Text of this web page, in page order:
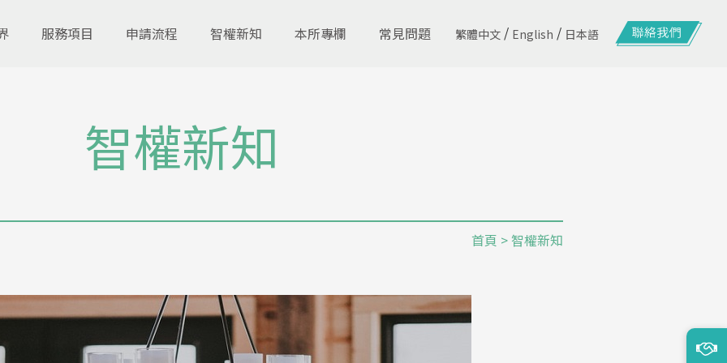
服務項目 申請流程 智權新知 本所專欄 常見問題 繁體中文 / English / 日本語
智權新知
首頁 > 智權新知